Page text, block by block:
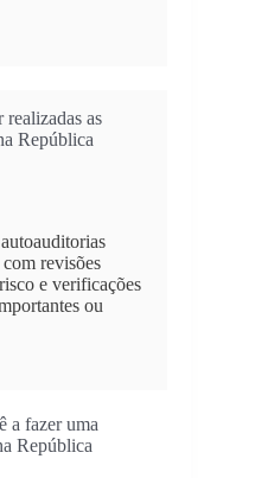
as
República
com revisões
e verificações
ou
a fazer uma
República